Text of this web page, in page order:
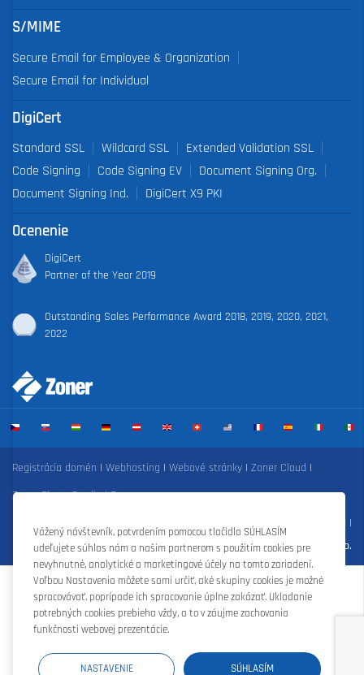
S/MIME
Secure Email for Employee & Organization
Secure Email for Individual
DigiCert
Standard SSL Wildcard SSL
Extended Validation SSL
Code Signing
Code Signing EV
Document Signing Org.
Document Signing Ind.
DigiCert X9 PKI
Ocenenie
DigiCert
Partner of the Year 2019
Outstanding Sales Performance Award 2018, 2019, 2020, 2021,
2022
Registrácia domén | Webhosting | Webové stránky | Zoner Cloud |
Zoner Photo Studio|Zoner s.r.o.
| Nastavenie cookies |
©Zoner s.r.o.
Vážený návštevník, potvrdením pomocou tlačidla SÚHLASÍM
udeľujete súhlas nám a našim partnerom s použitím cookies pre
nevyhnutné, analytické a marketingové účely na tomto zariadení.
Voľbou Nastavenia môžete sami určiť, aké skupiny cookies je možné
spracovávať, poprípade ich spracovanie úplne zakázať. Ukladanie
potrebných cookies prebieha vždy, a to v záujme zachovania
funkčnosti webovej prezentácie.
NASTAVENIE SÚHLASÍM